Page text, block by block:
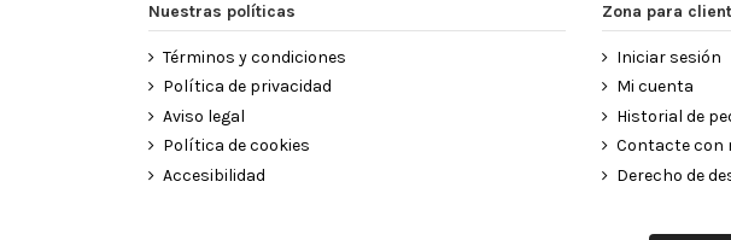
Nuestras políticas
Términos y condiciones
Política de privacidad
Aviso legal
Política de cookies
Accesibilidad
Zona para
Iniciar sesión
Mi cuenta
Historial de
Contacte con
Derecho de